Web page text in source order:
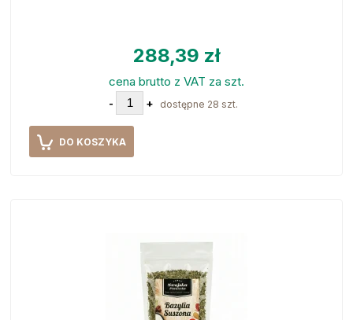
288,39 zł
cena brutto z VAT za szt.
- + dostępne 28 szt.
DO KOSZYKA